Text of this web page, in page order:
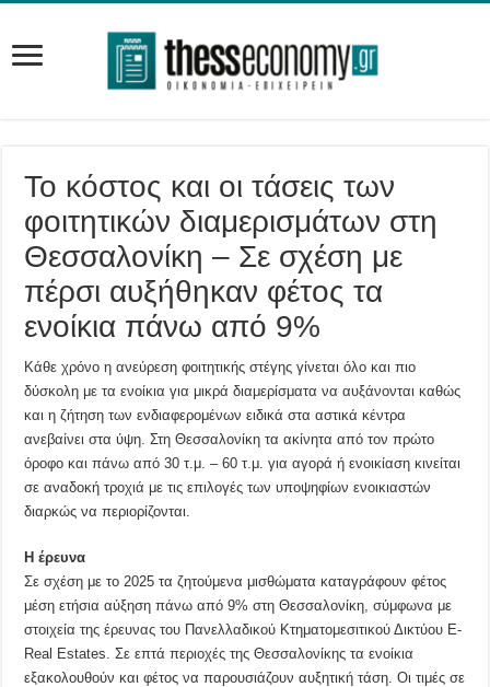
Το κόστος και οι τάσεις των
φοιτητικών διαμερισμάτων στη
Θεσσαλονίκη – Σε σχέση με
πέρσι αυξήθηκαν φέτος τα
ενοίκια πάνω από 9%
Κάθε χρόνο η ανεύρεση φοιτητικής στέγης γίνεται όλο και πιο
δύσκολη με τα ενοίκια για μικρά διαμερίσματα να αυξάνονται καθώς
και η ζήτηση των ενδιαφερομένων ειδικά στα αστικά κέντρα
ανεβαίνει στα ύψη. Στη Θεσσαλονίκη τα ακίνητα από τον πρώτο
όροφο και πάνω από 30 τ.μ. – 60 τ.μ. για αγορά ή ενοικίαση κινείται
σε αναδοκή τροχιά με τις επιλογές των υποψηφίων ενοικιαστών
διαρκώς να περιορίζονται.
Η έρευνα
Σε σχέση με το 2025 τα ζητούμενα μισθώματα καταγράφουν φέτος
μέση ετήσια αύξηση πάνω από 9% στη Θεσσαλονίκη, σύμφωνα με
στοιχεία της έρευνας του Πανελλαδικού Κτηματομεσιτικού Δικτύου E-
Real Estates. Σε επτά περιοχές της Θεσσαλονίκης τα ενοίκια
εξακολουθούν και φέτος να παρουσιάζουν αυξητική τάση. Οι τιμές σε